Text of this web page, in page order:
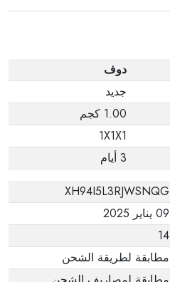
دوف
جديد
1.00 كجم
1X1X1
3 أيام
XH94I5L3RJWSNQG
09 يناير 2025
14
مطابقة لطريقة الشحن